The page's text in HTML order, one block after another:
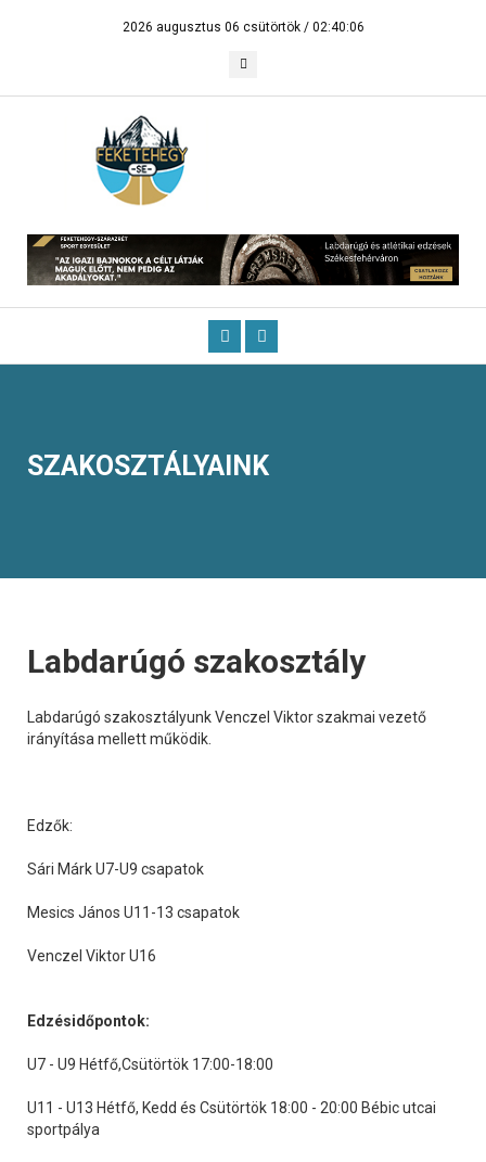
2026 augusztus 06 csütörtök / 02:40:06
SZAKOSZTÁLYAINK
Labdarúgó szakosztály
Labdarúgó szakosztályunk Venczel Viktor szakmai vezető
irányítása mellett működik.
Edzők:
Sári Márk U7-U9 csapatok
Mesics János U11-13 csapatok
Venczel Viktor U16
Edzésidőpontok:
U7 - U9 Hétfő,Csütörtök 17:00-18:00
U11 - U13 Hétfő, Kedd és Csütörtök 18:00 - 20:00 Bébic utcai
sportpálya